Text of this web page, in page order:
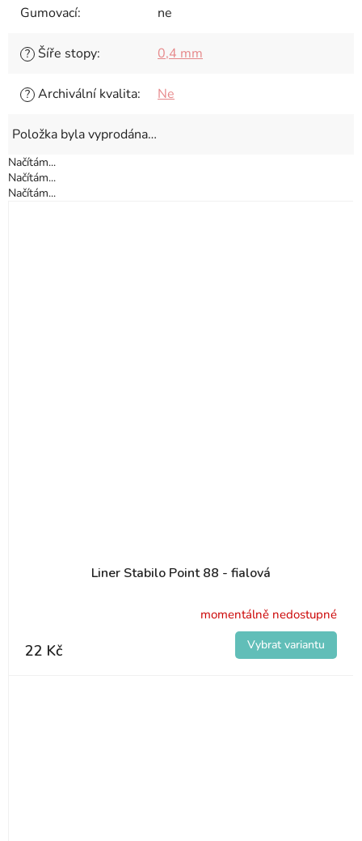
Gumovací: ne
? Šíře stopy: 0,4 mm
? Archivální kvalita: Ne
Položka byla vyprodána…
Načítám...
Načítám...
Načítám...
Liner Stabilo Point 88 - fialová
momentálně nedostupné
22 Kč